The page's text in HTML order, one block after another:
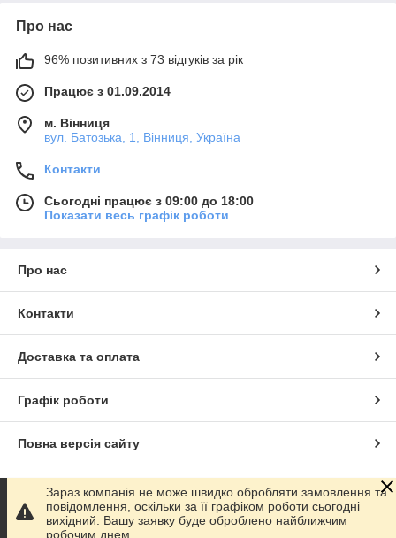
Про нас
96% позитивних з 73 відгуків за рік
Працює з 01.09.2014
м. Вінниця
вул. Батозька, 1, Вінниця, Україна
Контакти
Сьогодні працює з 09:00 до 18:00
Показати весь графік роботи
Про нас
Контакти
Доставка та оплата
Графік роботи
Повна версія сайту
Сайт створено на маркетплейсі Prom.ua
Політика конфіденційності
Зараз компанія не може швидко обробляти замовлення та
повідомлення, оскільки за її графіком роботи сьогодні
вихідний. Вашу заявку буде оброблено найближчим
робочим днем.